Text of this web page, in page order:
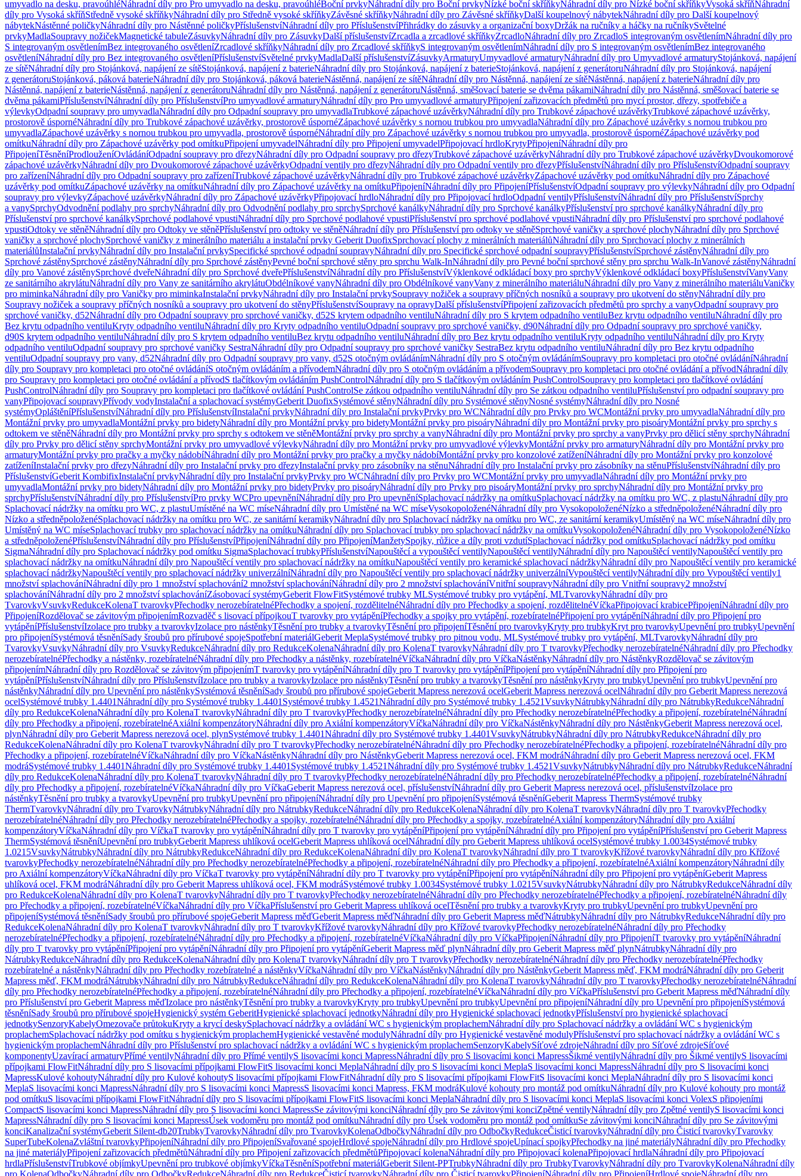
umyvadlo na desku, pravoúhléNáhradní díly pro Pro umyvadlo na desku, pravoúhléBoční prvkyNáhradní díly pro Boční prvkyNízké boční skříňkyNáhradní díly pro Nízké boční skříňkyVysoká skříňNáhradní
díly pro Vysoká skříňStředně vysoké skříňkyNáhradní díly pro Středně vysoké skříňkyZávěsné skříňkyNáhradní díly pro Závěsné skříňkyDalší koupelnový nábytekNáhradní díly pro Další koupelnový
nábytekNástěnné poličkyNáhradní díly pro Nástěnné poličkyPříslušenstvíNáhradní díly pro PříslušenstvíPřihrádky do zásuvky a organizační boxyDržák na ručníky a háčky na ručníkySvětelné
prvkyMadlaSoupravy nožičekMagnetické tabuleZásuvkyNáhradní díly pro ZásuvkyDalší příslušenstvíZrcadla a zrcadlové skříňkyZrcadloNáhradní díly pro ZrcadloS integrovaným osvětlenímNáhradní díly pro
S integrovaným osvětlenímBez integrovaného osvětleníZrcadlové skříňkyNáhradní díly pro Zrcadlové skříňkyS integrovaným osvětlenímNáhradní díly pro S integrovaným osvětlenímBez integrovaného
osvětleníNáhradní díly pro Bez integrovaného osvětleníPříslušenstvíSvětelné prvkyMadlaDalší příslušenstvíZásuvkyArmaturyUmyvadlové armaturyNáhradní díly pro Umyvadlové armaturyStojánková, napájení
ze sítěNáhradní díly pro Stojánková, napájení ze sítěStojánková, napájení z baterieNáhradní díly pro Stojánková, napájení z baterieStojánková, napájení z generátoruNáhradní díly pro Stojánková, napájení
z generátoruStojánková, páková baterieNáhradní díly pro Stojánková, páková baterieNástěnná, napájení ze sítěNáhradní díly pro Nástěnná, napájení ze sítěNástěnná, napájení z baterieNáhradní díly pro
Nástěnná, napájení z baterieNástěnná, napájení z generátoruNáhradní díly pro Nástěnná, napájení z generátoruNástěnná, směšovací baterie se dvěma pákamiNáhradní díly pro Nástěnná, směšovací baterie se
dvěma pákamiPříslušenstvíNáhradní díly pro PříslušenstvíPro umyvadlové armaturyNáhradní díly pro Pro umyvadlové armaturyPřipojení zařizovacích předmětů pro mycí prostor, dřezy, spotřebiče a
výlevkyOdpadní soupravy pro umyvadlaNáhradní díly pro Odpadní soupravy pro umyvadlaTrubkové zápachové uzávěrkyNáhradní díly pro Trubkové zápachové uzávěrkyTrubkové zápachové uzávěrky,
prostorově úspornéNáhradní díly pro Trubkové zápachové uzávěrky, prostorově úspornéZápachové uzávěrky s nornou trubkou pro umyvadlaNáhradní díly pro Zápachové uzávěrky s nornou trubkou pro
umyvadlaZápachové uzávěrky s nornou trubkou pro umyvadla, prostorově úspornéNáhradní díly pro Zápachové uzávěrky s nornou trubkou pro umyvadla, prostorově úspornéZápachové uzávěrky pod
omítkuNáhradní díly pro Zápachové uzávěrky pod omítkuPřipojení umyvadelNáhradní díly pro Připojení umyvadelPřipojovací hrdloKrytyPřipojeníNáhradní díly pro
PřipojeníTěsněníProdlouženíOvládáníOdpadní soupravy pro dřezyNáhradní díly pro Odpadní soupravy pro dřezyTrubkové zápachové uzávěrkyNáhradní díly pro Trubkové zápachové uzávěrkyDvoukomorové
zápachové uzávěrkyNáhradní díly pro Dvoukomorové zápachové uzávěrkyOdpadní ventily pro dřezyNáhradní díly pro Odpadní ventily pro dřezyPříslušenstvíNáhradní díly pro PříslušenstvíOdpadní soupravy
pro zařízeníNáhradní díly pro Odpadní soupravy pro zařízeníTrubkové zápachové uzávěrkyNáhradní díly pro Trubkové zápachové uzávěrkyZápachové uzávěrky pod omítkuNáhradní díly pro Zápachové
uzávěrky pod omítkuZápachové uzávěrky na omítkuNáhradní díly pro Zápachové uzávěrky na omítkuPřipojeníNáhradní díly pro PřipojeníPříslušenstvíOdpadní soupravy pro výlevkyNáhradní díly pro Odpadní
soupravy pro výlevkyZápachové uzávěrkyNáhradní díly pro Zápachové uzávěrkyPřipojovací hrdloNáhradní díly pro Připojovací hrdloOdpadní ventilyPříslušenstvíNáhradní díly pro PříslušenstvíSprchy
a vanySprchyOdvodnění podlahy pro sprchyNáhradní díly pro Odvodnění podlahy pro sprchySprchové kanálkyNáhradní díly pro Sprchové kanálkyPříslušenství pro sprchové kanálkyNáhradní díly pro
Příslušenství pro sprchové kanálkySprchové podlahové vpustiNáhradní díly pro Sprchové podlahové vpustiPříslušenství pro sprchové podlahové vpustiNáhradní díly pro Příslušenství pro sprchové podlahové
vpustiOdtoky ve stěněNáhradní díly pro Odtoky ve stěněPříslušenství pro odtoky ve stěněNáhradní díly pro Příslušenství pro odtoky ve stěněSprchové vaničky a sprchové plochyNáhradní díly pro Sprchové
vaničky a sprchové plochySprchové vaničky z minerálního materiálu a instalační prvky Geberit DuofixSprchovací plochy z minerálních materiálůNáhradní díly pro Sprchovací plochy z minerálních
materiálůInstalační prvkyNáhradní díly pro Instalační prvkySpecifické sprchové odpadní soupravyNáhradní díly pro Specifické sprchové odpadní soupravyPříslušenstvíSprchové zástěnyNáhradní díly pro
Sprchové zástěnySprchové zástěnyNáhradní díly pro Sprchové zástěnyPevné boční sprchové stěny pro sprchu Walk-InNáhradní díly pro Pevné boční sprchové stěny pro sprchu Walk-InVanové zástěnyNáhradní
díly pro Vanové zástěnySprchové dveřeNáhradní díly pro Sprchové dveřePříslušenstvíNáhradní díly pro PříslušenstvíVýklenkové odkládací boxy pro sprchyVýklenkové odkládací boxyPříslušenstvíVanyVany
ze sanitárního akrylátuNáhradní díly pro Vany ze sanitárního akrylátuObdélníkové vanyNáhradní díly pro Obdélníkové vanyVany z minerálního materiáluNáhradní díly pro Vany z minerálního materiáluVaničky
pro miminkaNáhradní díly pro Vaničky pro miminkaInstalační prvkyNáhradní díly pro Instalační prvkySoupravy nožiček a soupravy příčných nosníků a soupravy pro ukotvení do stěnyNáhradní díly pro
Soupravy nožiček a soupravy příčných nosníků a soupravy pro ukotvení do stěnyPříslušenstvíSoupravy na opravyDalší příslušenstvíPřipojení zařizovacích předmětů pro sprchy a vanyOdpadní soupravy pro
sprchové vaničky, d52Náhradní díly pro Odpadní soupravy pro sprchové vaničky, d52S krytem odpadního ventiluNáhradní díly pro S krytem odpadního ventiluBez krytu odpadního ventiluNáhradní díly pro
Bez krytu odpadního ventiluKryty odpadního ventiluNáhradní díly pro Kryty odpadního ventiluOdpadní soupravy pro sprchové vaničky, d90Náhradní díly pro Odpadní soupravy pro sprchové vaničky,
d90S krytem odpadního ventiluNáhradní díly pro S krytem odpadního ventiluBez krytu odpadního ventiluNáhradní díly pro Bez krytu odpadního ventiluKryty odpadního ventiluNáhradní díly pro Kryty
odpadního ventiluOdpadní soupravy pro sprchové vaničky SestraNáhradní díly pro Odpadní soupravy pro sprchové vaničky SestraBez krytu odpadního ventiluNáhradní díly pro Bez krytu odpadního
ventiluOdpadní soupravy pro vany, d52Náhradní díly pro Odpadní soupravy pro vany, d52S otočným ovládánímNáhradní díly pro S otočným ovládánímSoupravy pro kompletaci pro otočné ovládáníNáhradní
díly pro Soupravy pro kompletaci pro otočné ovládáníS otočným ovládáním a přívodemNáhradní díly pro S otočným ovládáním a přívodemSoupravy pro kompletaci pro otočné ovládání a přívodNáhradní díly
pro Soupravy pro kompletaci pro otočné ovládání a přívodS tlačítkovým ovládáním PushControlNáhradní díly pro S tlačítkovým ovládáním PushControlSoupravy pro kompletaci pro tlačítkové ovládání
PushControlNáhradní díly pro Soupravy pro kompletaci pro tlačítkové ovládání PushControlSe zátkou odpadního ventiluNáhradní díly pro Se zátkou odpadního ventiluPříslušenství pro odpadní soupravy pro
vanyPřipojovací soupravyPřívody vodyInstalační a splachovací systémyGeberit DuofixSystémové stěnyNáhradní díly pro Systémové stěnyNosné systémyNáhradní díly pro Nosné
systémyOpláštěníPříslušenstvíNáhradní díly pro PříslušenstvíInstalační prvkyNáhradní díly pro Instalační prvkyPrvky pro WCNáhradní díly pro Prvky pro WCMontážní prvky pro umyvadlaNáhradní díly pro
Montážní prvky pro umyvadlaMontážní prvky pro bidetyNáhradní díly pro Montážní prvky pro bidetyMontážní prvky pro pisoáryNáhradní díly pro Montážní prvky pro pisoáryMontážní prvky pro sprchy s
odtokem ve stěněNáhradní díly pro Montážní prvky pro sprchy s odtokem ve stěněMontážní prvky pro sprchy a vanyNáhradní díly pro Montážní prvky pro sprchy a vanyPrvky pro dělicí stěny sprchyNáhradní
díly pro Prvky pro dělicí stěny sprchyMontážní prvky pro umyvadlové výlevkyNáhradní díly pro Montážní prvky pro umyvadlové výlevkyMontážní prvky pro armaturyNáhradní díly pro Montážní prvky pro
armaturyMontážní prvky pro pračky a myčky nádobíNáhradní díly pro Montážní prvky pro pračky a myčky nádobíMontážní prvky pro konzolové zatíženíNáhradní díly pro Montážní prvky pro konzolové
zatíženíInstalační prvky pro dřezyNáhradní díly pro Instalační prvky pro dřezyInstalační prvky pro zásobníky na stěnuNáhradní díly pro Instalační prvky pro zásobníky na stěnuPříslušenstvíNáhradní díly pro
PříslušenstvíGeberit KombifixInstalační prvkyNáhradní díly pro Instalační prvkyPrvky pro WCNáhradní díly pro Prvky pro WCMontážní prvky pro umyvadlaNáhradní díly pro Montážní prvky pro
umyvadlaMontážní prvky pro bidetyNáhradní díly pro Montážní prvky pro bidetyPrvky pro pisoáryNáhradní díly pro Prvky pro pisoáryMontážní prvky pro sprchyNáhradní díly pro Montážní prvky pro
sprchyPříslušenstvíNáhradní díly pro PříslušenstvíPro prvky WCPro upevněníNáhradní díly pro Pro upevněníSplachovací nádržky na omítkuSplachovací nádržky na omítku pro WC, z plastuNáhradní díly pro
Splachovací nádržky na omítku pro WC, z plastuUmístěné na WC míseNáhradní díly pro Umístěné na WC míseVysokopoloženéNáhradní díly pro VysokopoloženéNízko a středněpoloženéNáhradní díly pro
Nízko a středněpoloženéSplachovací nádržky na omítku pro WC, ze sanitární keramikyNáhradní díly pro Splachovací nádržky na omítku pro WC, ze sanitární keramikyUmístěný na WC míseNáhradní díly pro
Umístěný na WC míseSplachovací trubky pro splachovací nádržky na omítkuNáhradní díly pro Splachovací trubky pro splachovací nádržky na omítkuVysokopoloženéNáhradní díly pro VysokopoloženéNízko
a středněpoloženéPříslušenstvíNáhradní díly pro PříslušenstvíPřipojeníNáhradní díly pro PřipojeníManžetySpojky, růžice a díly proti vzdutíSplachovací nádržky pod omítkuSplachovací nádržky pod omítku
SigmaNáhradní díly pro Splachovací nádržky pod omítku SigmaSplachovací trubkyPříslušenstvíNapouštěcí a vypouštěcí ventilyNapouštěcí ventilyNáhradní díly pro Napouštěcí ventilyNapouštěcí ventily pro
splachovací nádržky na omítkuNáhradní díly pro Napouštěcí ventily pro splachovací nádržky na omítkuNapouštěcí ventily pro keramické splachovací nádržkyNáhradní díly pro Napouštěcí ventily pro keramické
splachovací nádržkyNapouštěcí ventily pro splachovací nádržky univerzálníNáhradní díly pro Napouštěcí ventily pro splachovací nádržky univerzálníVypouštěcí ventilyNáhradní díly pro Vypouštěcí ventily1
množství splachováníNáhradní díly pro 1 množství splachování2 množství splachováníNáhradní díly pro 2 množství splachováníVnitřní soupravyNáhradní díly pro Vnitřní soupravy2 množství
splachováníNáhradní díly pro 2 množství splachováníZásobovací systémyGeberit FlowFitSystémové trubky MLSystémové trubky pro vytápění, MLTvarovkyNáhradní díly pro
TvarovkyVsuvkyRedukceKolenaT tvarovkyPřechodky nerozebíratelnéPřechodky a spojení, rozdělitelnéNáhradní díly pro Přechodky a spojení, rozdělitelnéVíčkaPřipojovací krabicePřipojeníNáhradní díly pro
PřipojeníRozdělovač se závitovým připojenímRozvaděč s lisovací přípojkouT tvarovky pro vytápěníPřechodky a spojky pro vytápění, rozebíratelnéPřipojení pro vytápěníNáhradní díly pro Připojení pro
vytápěníPříslušenstvíIzolace pro trubky a tvarovkyIzolace pro nástěnkyTěsnění pro trubky a tvarovkyTěsnění pro připojeníTěsnění pro tvarovkyKryty pro trubkyKryt pro tvarovkyUpevnění pro trubkyUpevnění
pro připojeníSystémová těsněníSady šroubů pro přírubové spojeSpotřební materiálGeberit MeplaSystémové trubky pro pitnou vodu, MLSystémové trubky pro vytápění, MLTvarovkyNáhradní díly pro
TvarovkyVsuvkyNáhradní díly pro VsuvkyRedukceNáhradní díly pro RedukceKolenaNáhradní díly pro KolenaT tvarovkyNáhradní díly pro T tvarovkyPřechodky nerozebíratelnéNáhradní díly pro Přechodky
nerozebíratelnéPřechodky a nástěnky, rozebíratelnéNáhradní díly pro Přechodky a nástěnky, rozebíratelnéVíčkaNáhradní díly pro VíčkaNástěnkyNáhradní díly pro NástěnkyRozdělovač se závitovým
připojenímNáhradní díly pro Rozdělovač se závitovým připojenímT tvarovky pro vytápěníNáhradní díly pro T tvarovky pro vytápěníPřipojení pro vytápěníNáhradní díly pro Připojení pro
vytápěníPříslušenstvíNáhradní díly pro PříslušenstvíIzolace pro trubky a tvarovkyIzolace pro nástěnkyTěsnění pro trubky a tvarovkyTěsnění pro nástěnkyKryty pro trubkyUpevnění pro trubkyUpevnění pro
nástěnkyNáhradní díly pro Upevnění pro nástěnkySystémová těsněníSady šroubů pro přírubové spojeGeberit Mapress nerezová ocelGeberit Mapress nerezová ocelNáhradní díly pro Geberit Mapress nerezová
ocelSystémové trubky 1.4401Náhradní díly pro Systémové trubky 1.4401 Systémové trubky 1.4521Náhradní díly pro Systémové trubky 1.4521VsuvkyNátrubkyNáhradní díly pro NátrubkyRedukceNáhradní
díly pro RedukceKolenaNáhradní díly pro KolenaT tvarovkyNáhradní díly pro T tvarovkyPřechodky nerozebíratelnéNáhradní díly pro Přechodky nerozebíratelnéPřechodky a připojení, rozebíratelnéNáhradní
díly pro Přechodky a připojení, rozebíratelnéAxiální kompenzátoryNáhradní díly pro Axiální kompenzátoryVíčkaNáhradní díly pro VíčkaNástěnkyNáhradní díly pro NástěnkyGeberit Mapress nerezová ocel,
plynNáhradní díly pro Geberit Mapress nerezová ocel, plynSystémové trubky 1.4401Náhradní díly pro Systémové trubky 1.4401VsuvkyNátrubkyNáhradní díly pro NátrubkyRedukceNáhradní díly pro
RedukceKolenaNáhradní díly pro KolenaT tvarovkyNáhradní díly pro T tvarovkyPřechodky nerozebíratelnéNáhradní díly pro Přechodky nerozebíratelnéPřechodky a připojení, rozebíratelnéNáhradní díly pro
Přechodky a připojení, rozebíratelnéVíčkaNáhradní díly pro VíčkaNástěnkyNáhradní díly pro NástěnkyGeberit Mapress nerezová ocel, FKM modráNáhradní díly pro Geberit Mapress nerezová ocel, FKM
modráSystémové trubky 1.4401Náhradní díly pro Systémové trubky 1.4401 Systémové trubky 1.4521Náhradní díly pro Systémové trubky 1.4521VsuvkyNátrubkyNáhradní díly pro NátrubkyRedukceNáhradní
díly pro RedukceKolenaNáhradní díly pro KolenaT tvarovkyNáhradní díly pro T tvarovkyPřechodky nerozebíratelnéNáhradní díly pro Přechodky nerozebíratelnéPřechodky a připojení, rozebíratelnéNáhradní
díly pro Přechodky a připojení, rozebíratelnéVíčkaNáhradní díly pro VíčkaGeberit Mapress nerezová ocel, příslušenstvíNáhradní díly pro Geberit Mapress nerezová ocel, příslušenstvíIzolace pro
nástěnkyTěsnění pro trubky a tvarovkyUpevnění pro trubkyUpevnění pro připojeníNáhradní díly pro Upevnění pro připojeníSystémová těsněníGeberit Mapress ThermSystémové trubky
ThermTvarovkyNáhradní díly pro TvarovkyNátrubkyNáhradní díly pro NátrubkyRedukceNáhradní díly pro RedukceKolenaNáhradní díly pro KolenaT tvarovkyNáhradní díly pro T tvarovkyPřechodky
nerozebíratelnéNáhradní díly pro Přechodky nerozebíratelnéPřechodky a spojky, rozebíratelnéNáhradní díly pro Přechodky a spojky, rozebíratelnéAxiální kompenzátoryNáhradní díly pro Axiální
kompenzátoryVíčkaNáhradní díly pro VíčkaT tvarovky pro vytápěníNáhradní díly pro T tvarovky pro vytápěníPřipojení pro vytápěníNáhradní díly pro Připojení pro vytápěníPříslušenství pro Geberit Mapress
ThermSystémová těsněníUpevnění pro trubkyGeberit Mapress uhlíková ocelGeberit Mapress uhlíková ocelNáhradní díly pro Geberit Mapress uhlíková ocelSystémové trubky 1.0034Systémové trubky
1.0215VsuvkyNátrubkyNáhradní díly pro NátrubkyRedukceNáhradní díly pro RedukceKolenaNáhradní díly pro KolenaT tvarovkyNáhradní díly pro T tvarovkyKřížové tvarovkyNáhradní díly pro Křížové
tvarovkyPřechodky nerozebíratelnéNáhradní díly pro Přechodky nerozebíratelnéPřechodky a připojení, rozebíratelnéNáhradní díly pro Přechodky a připojení, rozebíratelnéAxiální kompenzátoryNáhradní díly
pro Axiální kompenzátoryVíčkaNáhradní díly pro VíčkaT tvarovky pro vytápěníNáhradní díly pro T tvarovky pro vytápěníPřipojení pro vytápěníNáhradní díly pro Připojení pro vytápěníGeberit Mapress
uhlíková ocel, FKM modráNáhradní díly pro Geberit Mapress uhlíková ocel, FKM modráSystémové trubky 1.0034Systémové trubky 1.0215VsuvkyNátrubkyNáhradní díly pro NátrubkyRedukceNáhradní díly
pro RedukceKolenaNáhradní díly pro KolenaT tvarovkyNáhradní díly pro T tvarovkyPřechodky nerozebíratelnéNáhradní díly pro Přechodky nerozebíratelnéPřechodky a připojení, rozebíratelnéNáhradní díly
pro Přechodky a připojení, rozebíratelnéVíčkaNáhradní díly pro VíčkaPříslušenství pro Geberit Mapress uhlíková ocelTěsnění pro trubky a tvarovkyKryty pro trubkyUpevnění pro trubkyUpevnění pro
připojeníSystémová těsněníSady šroubů pro přírubové spojeGeberit Mapress měďGeberit Mapress měďNáhradní díly pro Geberit Mapress měďNátrubkyNáhradní díly pro NátrubkyRedukceNáhradní díly pro
RedukceKolenaNáhradní díly pro KolenaT tvarovkyNáhradní díly pro T tvarovkyKřížové tvarovkyNáhradní díly pro Křížové tvarovkyPřechodky nerozebíratelnéNáhradní díly pro Přechodky
nerozebíratelnéPřechodky a připojení, rozebíratelnéNáhradní díly pro Přechodky a připojení, rozebíratelnéVíčkaNáhradní díly pro VíčkaPřipojeníNáhradní díly pro PřipojeníT tvarovky pro vytápěníNáhradní
díly pro T tvarovky pro vytápěníPřipojení pro vytápěníNáhradní díly pro Připojení pro vytápěníGeberit Mapress měď plynNáhradní díly pro Geberit Mapress měď plynNátrubkyNáhradní díly pro
NátrubkyRedukceNáhradní díly pro RedukceKolenaNáhradní díly pro KolenaT tvarovkyNáhradní díly pro T tvarovkyPřechodky nerozebíratelnéNáhradní díly pro Přechodky nerozebíratelnéPřechodky
rozebíratelné a nástěnkyNáhradní díly pro Přechodky rozebíratelné a nástěnkyVíčkaNáhradní díly pro VíčkaNástěnkyNáhradní díly pro NástěnkyGeberit Mapress měď, FKM modráNáhradní díly pro Geberit
Mapress měď, FKM modráNátrubkyNáhradní díly pro NátrubkyRedukceNáhradní díly pro RedukceKolenaNáhradní díly pro KolenaT tvarovkyNáhradní díly pro T tvarovkyPřechodky nerozebíratelnéNáhradní
díly pro Přechodky nerozebíratelnéPřechodky a připojení, rozebíratelnéNáhradní díly pro Přechodky a připojení, rozebíratelnéVíčkaNáhradní díly pro VíčkaPříslušenství pro Geberit Mapress měďNáhradní díly
pro Příslušenství pro Geberit Mapress měďIzolace pro nástěnkyTěsnění pro trubky a tvarovkyKryty pro trubkyUpevnění pro trubkyUpevnění pro připojeníNáhradní díly pro Upevnění pro připojeníSystémová
těsněníSady šroubů pro přírubové spojeHygienický systém GeberitHygienické splachovací jednotkyNáhradní díly pro Hygienické splachovací jednotkyPříslušenství pro hygienické splachovací
jednotkySenzoryKabelyOmezovače průtokuKryty a krycí deskySplachovací nádržky a ovládání WC s hygienickým proplachemNáhradní díly pro Splachovací nádržky a ovládání WC s hygienickým
proplachemSplachovací nádržky pod omítku s hygienickým proplachemHygienické vestavěné modulyNáhradní díly pro Hygienické vestavěné modulyPříslušenství pro splachovací nádržky a ovládání WC s
hygienickým proplachemNáhradní díly pro Příslušenství pro splachovací nádržky a ovládání WC s hygienickým proplachemSenzoryKabelySíťové zdrojeNáhradní díly pro Síťové zdrojeSíťové
komponentyUzavírací armaturyPřímé ventilyNáhradní díly pro Přímé ventilyS lisovacími konci MapressNáhradní díly pro S lisovacími konci MapressŠikmé ventilyNáhradní díly pro Šikmé ventilyS lisovacími
přípojkami FlowFitNáhradní díly pro S lisovacími přípojkami FlowFitS lisovacími konci MeplaNáhradní díly pro S lisovacími konci MeplaS lisovacími konci MapressNáhradní díly pro S lisovacími konci
MapressKulové kohoutyNáhradní díly pro Kulové kohoutyS lisovacími přípojkami FlowFitNáhradní díly pro S lisovacími přípojkami FlowFitS lisovacími konci MeplaNáhradní díly pro S lisovacími konci
MeplaS lisovacími konci MapressNáhradní díly pro S lisovacími konci MapressS lisovacími konci Mapress, FKM modráKulové kohouty pro montáž pod omítkuNáhradní díly pro Kulové kohouty pro montáž
pod omítkuS lisovacími přípojkami FlowFitNáhradní díly pro S lisovacími přípojkami FlowFitS lisovacími konci MeplaNáhradní díly pro S lisovacími konci MeplaS lisovacími konci VolexS připojeními
CompactS lisovacími konci MapressNáhradní díly pro S lisovacími konci MapressSe závitovými konciNáhradní díly pro Se závitovými konciZpětné ventilyNáhradní díly pro Zpětné ventilyS lisovacími konci
MapressNáhradní díly pro S lisovacími konci MapressÚsek vodoměru pro montáž pod omítkuNáhradní díly pro Úsek vodoměru pro montáž pod omítkuSe závitovými konciNáhradní díly pro Se závitovými
konciKanalizační systémyGeberit Silent-db20TrubkyTvarovkyNáhradní díly pro TvarovkyKolenaOdbočkyNáhradní díly pro OdbočkyRedukceČisticí tvarovkyNáhradní díly pro Čisticí tvarovkyTvarovky
SuperTubeKolenaZvláštní tvarovkyPřipojeníNáhradní díly pro PřipojeníSvařované spojeHrdlové spojeNáhradní díly pro Hrdlové spojeUpínací spojkyPřechodky na jiné materiályNáhradní díly pro Přechodky
na jiné materiályPřipojení zařizovacích předmětůNáhradní díly pro Připojení zařizovacích předmětůPřipojovací kolenaNáhradní díly pro Připojovací kolenaPřipojovací hrdlaNáhradní díly pro Připojovací
hrdlaPříslušenstvíTrubkové objímkyUpevnění pro trubkové objímkyVíčkaTěsněníSpotřební materiálGeberit Silent-PPTrubkyNáhradní díly pro TrubkyTvarovkyNáhradní díly pro TvarovkyKolenaNáhradní díly
pro KolenaOdbočkyNáhradní díly pro OdbočkyRedukceNáhradní díly pro RedukceČisticí tvarovkyNáhradní díly pro Čisticí tvarovkyPřipojeníNáhradní díly pro PřipojeníHrdlové spojeNáhradní díly pro